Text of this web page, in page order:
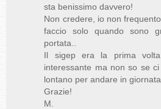
sta benissimo davvero!
Non credere, io non
faccio solo quando sono
portata..
Il sigep era la prima
interessante ma non so se
lontano per andare in
Grazie!
M.